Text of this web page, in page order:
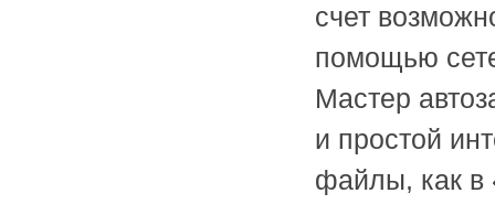
счет
помощью
Мастер
и простой
файлы, как в